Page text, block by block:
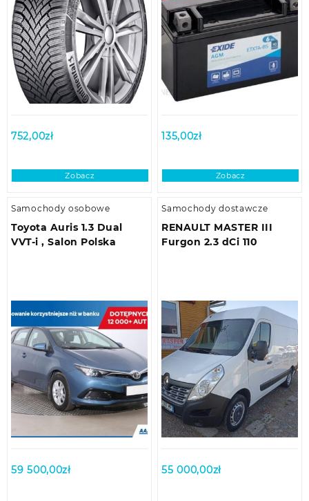
752,00zł
Zobacz
135,00zł
Zobacz
Samochody osobowe
Toyota Auris 1.3 Dual
VVT-i , Salon Polska
59 500,00zł
Samochody dostawcze
RENAULT MASTER III
Furgon 2.3 dCi 110
55 000,00zł